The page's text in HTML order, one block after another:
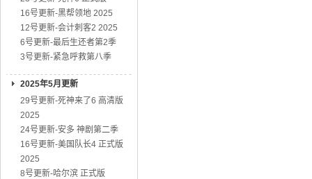
16号更新-黑帮领地 2025
12号更新-会计刺客2 2025
6号更新-最后生还者第2季
3号更新-紧急呼救第八季
2025年5月更新
29号更新-死神来了6 高清版
2025
24号更新-安多 神剧第二季
16号更新-美国队长4 正式版
2025
8号更新-哈尔滨 正式版